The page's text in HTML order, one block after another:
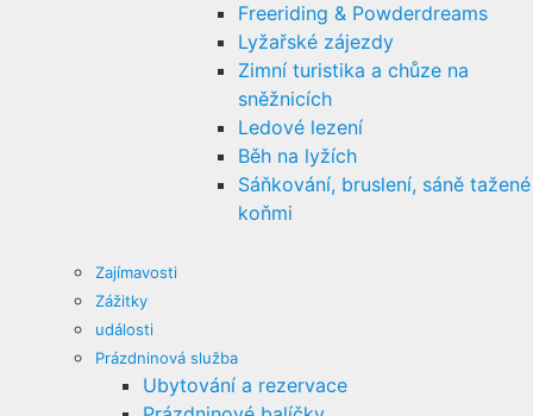
Freeriding & Powderdreams
Lyžařské zájezdy
Zimní turistika a chůze na
sněžnicích
Ledové lezení
Běh na lyžích
Sáňkování, bruslení, sáně tažené
koňmi
Zajímavosti
Zážitky
události
Prázdninová služba
Ubytování a rezervace